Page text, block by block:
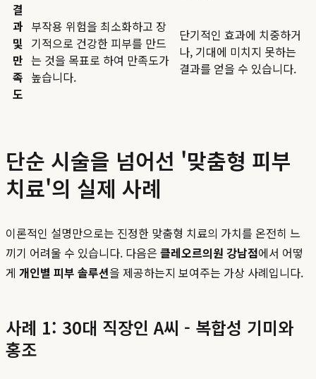
결
과
및
만
족
도
부작용 위험을 최소화하고 장
기적으로 건강한 피부를 만드
는 것을 목표로 하여 만족도가
높습니다.
단기적인 효과에 치중하거
나, 기대에 미치지 못하는
결과를 얻을 수 있습니다.
단순 시술을 넘어선 '맞춤형 피부
치료'의 실제 사례
이론적인 설명만으로는 진정한 맞춤형 치료의 가치를 온전히 느
끼기 어려울 수 있습니다. 다음은 클레오르의원 강남점에서 어떻
게 개인별 피부 솔루션을 제공하는지 보여주는 가상 사례입니다.
사례 1: 30대 직장인 A씨 - 복합성 기미와
홍조